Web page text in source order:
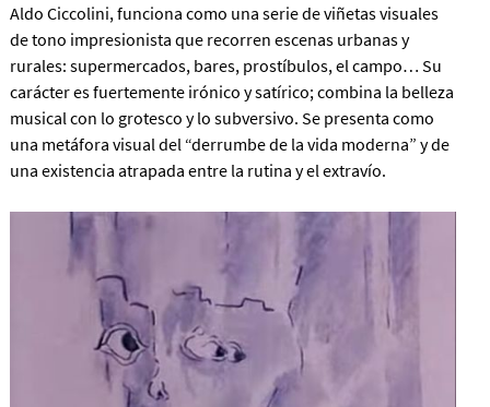
Aldo Ciccolini, funciona como una serie de viñetas visuales
de tono impresionista que recorren escenas urbanas y
rurales: supermercados, bares, prostíbulos, el campo… Su
carácter es fuertemente irónico y satírico; combina la belleza
musical con lo grotesco y lo subversivo. Se presenta como
una metáfora visual del “derrumbe de la vida moderna” y de
una existencia atrapada entre la rutina y el extravío.